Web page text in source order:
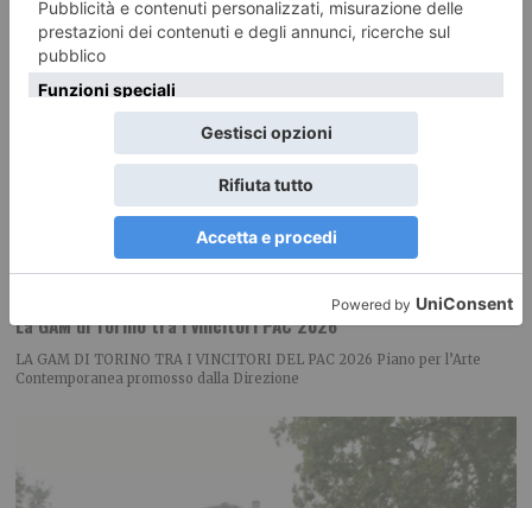
La GAM di Torino tra i vincitori PAC 2026
LA GAM DI TORINO TRA I VINCITORI DEL PAC 2026 Piano per l’Arte
Contemporanea promosso dalla Direzione